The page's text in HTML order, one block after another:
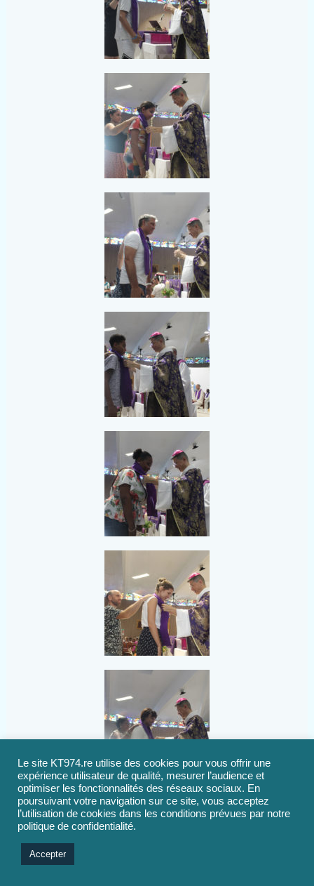
Le site KT974.re utilise des cookies pour vous offrir une
expérience utilisateur de qualité, mesurer l’audience et
optimiser les fonctionnalités des réseaux sociaux. En
poursuivant votre navigation sur ce site, vous acceptez
l’utilisation de cookies dans les conditions prévues par notre
politique de confidentialité.
Accepter